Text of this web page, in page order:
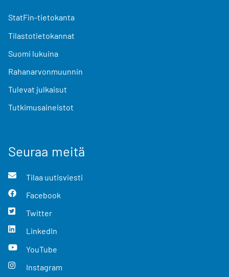
StatFin-tietokanta
Tilastotietokannat
Suomi lukuina
Rahanarvonmuunnin
Tulevat julkaisut
Tutkimusaineistot
Seuraa meitä
Tilaa uutisviesti
Facebook
Twitter
LinkedIn
YouTube
Instagram